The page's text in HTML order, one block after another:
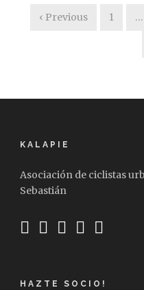
‹ Previous 1 …
KALAPIE
Asociación de ciclistas
Sebastián
HAZTE SOCIO!